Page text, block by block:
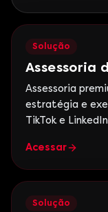
Solução
Assessoria
Assessoria
estratégia e
TikTok e
Acessar
Solução